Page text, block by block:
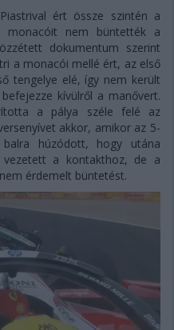
ért össze szintén a
monacóit nem büntették a
dokumentum szerint
a monacói mellé ért, az első
tengelye elé, így nem került
kívülről a manővert.
a pálya széle felé az
akkor, amikor az 5-
húzódott, hogy utána
a kontakthoz, de a
érdemelt büntetést.